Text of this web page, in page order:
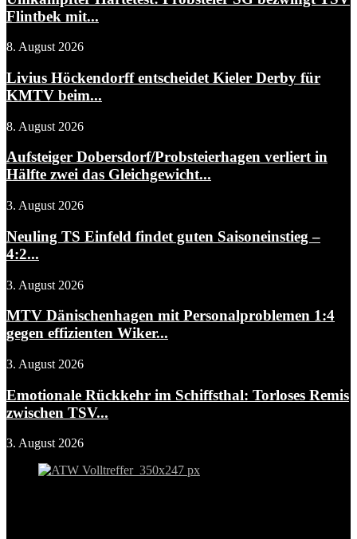
Flintbek mit...
8. August 2026
Livius Höckendorff entscheidet Kieler Derby für
KMTV beim...
8. August 2026
Aufsteiger Dobersdorf/Probsteierhagen verliert in
Hälfte zwei das Gleichgewicht...
3. August 2026
Neuling TS Einfeld findet guten Saisoneinstieg –
4:2...
3. August 2026
MTV Dänischenhagen mit Personalproblemen 1:4
gegen effizienten Wiker...
3. August 2026
Emotionale Rückkehr im Schiffsthal: Torloses Remis
zwischen TSV...
3. August 2026